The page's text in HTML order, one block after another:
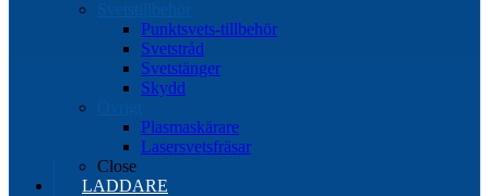
Punktsvets-tillbehör
Svetstråd
Svetstänger
Skydd
Plasmaskärare
Lasersvetsfräsar
Close
LADDARE